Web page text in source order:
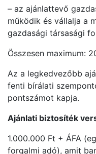
– az ajánlattevő
működik és vállalja a
gazdasági társasági
Összesen maximum:
Az a legkedvezőbb
fenti bírálati
pontszámot kapja.
Ajánlati biztosíték
1.000.000 Ft + ÁFA
forgalmi adó), amit